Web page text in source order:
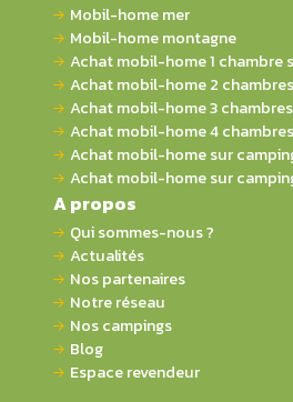
Mobil-home mer
Mobil-home montagne
Achat mobil-home 1 chambre
Achat mobil-home 2
Achat mobil-home 3
Achat mobil-home 4
Achat mobil-home sur
Achat mobil-home sur
A propos
Qui sommes-nous ?
Actualités
Nos partenaires
Notre réseau
Nos campings
Blog
Espace revendeur